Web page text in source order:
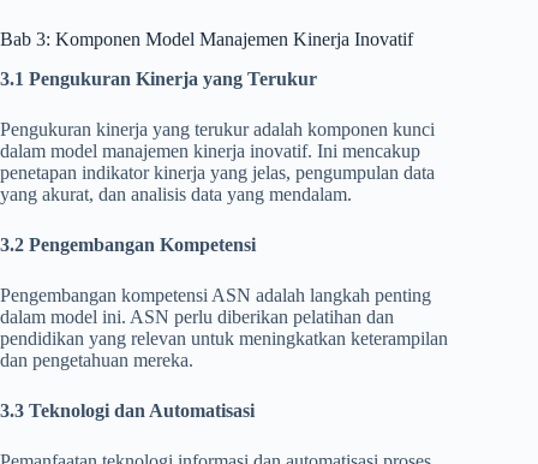
Bab 3: Komponen Model Manajemen Kinerja Inovatif
3.1 Pengukuran Kinerja yang Terukur
Pengukuran kinerja yang terukur adalah komponen kunci
dalam model manajemen kinerja inovatif. Ini mencakup
penetapan indikator kinerja yang jelas, pengumpulan data
yang akurat, dan analisis data yang mendalam.
3.2 Pengembangan Kompetensi
Pengembangan kompetensi ASN adalah langkah penting
dalam model ini. ASN perlu diberikan pelatihan dan
pendidikan yang relevan untuk meningkatkan keterampilan
dan pengetahuan mereka.
3.3 Teknologi dan Automatisasi